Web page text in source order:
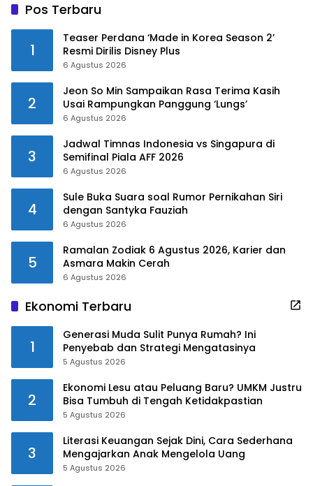
Pos Terbaru
1
Teaser Perdana ‘Made in Korea Season 2’
Resmi Dirilis Disney Plus
6 Agustus 2026
2
Jeon So Min Sampaikan Rasa Terima Kasih
Usai Rampungkan Panggung ‘Lungs’
6 Agustus 2026
3
Jadwal Timnas Indonesia vs Singapura di
Semifinal Piala AFF 2026
6 Agustus 2026
4
Sule Buka Suara soal Rumor Pernikahan Siri
dengan Santyka Fauziah
6 Agustus 2026
5
Ramalan Zodiak 6 Agustus 2026, Karier dan
Asmara Makin Cerah
6 Agustus 2026
Ekonomi Terbaru
1
Generasi Muda Sulit Punya Rumah? Ini
Penyebab dan Strategi Mengatasinya
5 Agustus 2026
2
Ekonomi Lesu atau Peluang Baru? UMKM Justru
Bisa Tumbuh di Tengah Ketidakpastian
5 Agustus 2026
3
Literasi Keuangan Sejak Dini, Cara Sederhana
Mengajarkan Anak Mengelola Uang
5 Agustus 2026